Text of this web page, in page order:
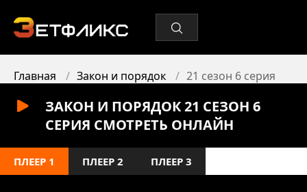
Главная Закон и порядок 21 сезон 6 серия
ЗАКОН И ПОРЯДОК 21 СЕЗОН 6
СЕРИЯ СМОТРЕТЬ ОНЛАЙН
ПЛЕЕР 1 ПЛЕЕР 2 ПЛЕЕР 3